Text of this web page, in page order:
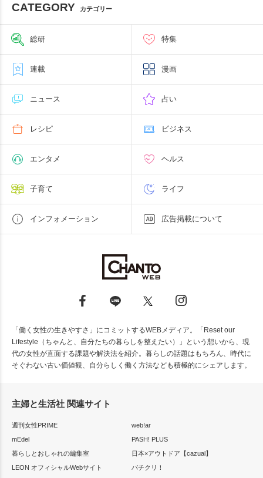
CATEGORY カテゴリー
総研 特集
連載 漫画
ニュース 占い
レシピ ビジネス
エンタメ ヘルス
子育て ライフ
インフォメーション 広告掲載について
「働く女性の生きやすさ」にコミットするWEBメディア。「Reset our
Lifestyle（ちゃんと、自分たちの暮らしを整えたい）」という想いから、現
代の女性が直面する課題や解決法を紹介。暮らしの話題はもちろん、時代に
そぐわない古い価値観、自分らしく働く方法なども積極的にシェアします。
主婦と生活社 関連サイト
週刊女性PRIME
web!ar
mEdel
PASH! PLUS
暮らしとおしゃれの編集室
日本×アウトドア【cazual】
LEON オフィシャルWebサイト
パチクリ！